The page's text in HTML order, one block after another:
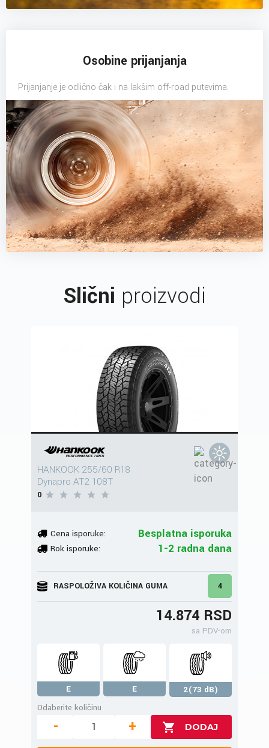
Osobine prijanjanja
Prijanjanje je odlično čak i na lakšim off-road putevima.
Slični proizvodi
HANKOOK 255/60 R18
Dynapro AT2 108T
0
Cena isporuke: Besplatna isporuka
Rok isporuke: 1-2 radna dana
RASPOLOŽIVA KOLIČINA GUMA 4
14.874 RSD
sa PDV-om
E E
2(73 dB)
Odaberite količinu
- +